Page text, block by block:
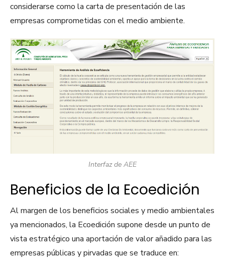
considerarse como la carta de presentación de las
empresas comprometidas con el medio ambiente.
Interfaz de AEE
Beneficios de la Ecoedición
Al margen de los beneficios sociales y medio ambientales
ya mencionados, la Ecoedición supone desde un punto de
vista estratégico una aportación de valor añadido para las
empresas públicas y pirvadas que se traduce en: